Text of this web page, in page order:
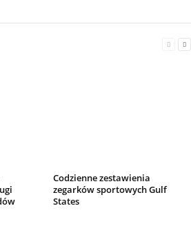
Codzienne zestawienia
zegarków sportowych Gulf
States